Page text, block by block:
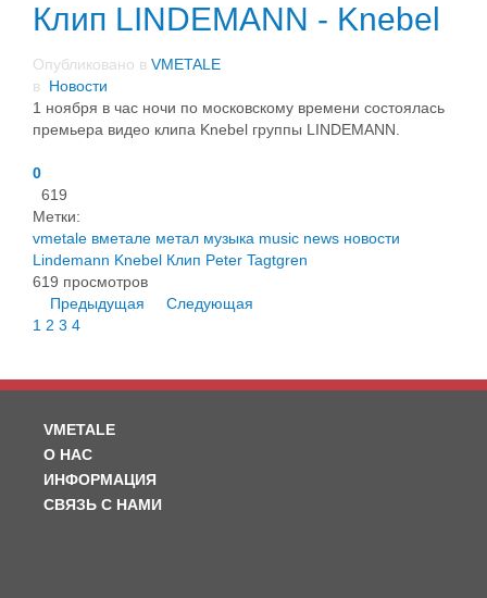
Клип LINDEMANN - Knebel
Опубликовано в VMETALE
в Новости
1 ноября в час ночи по московскому времени состоялась
премьера видео клипа Knebel группы LINDEMANN.
0
619
Метки:
vmetale вметале метал музыка music news новости
Lindemann Knebel Клип Peter Tagtgren
619 просмотров
Предыдущая
Следующая
1 2 3 4
VMETALE
О НАС
ИНФОРМАЦИЯ
СВЯЗЬ С НАМИ